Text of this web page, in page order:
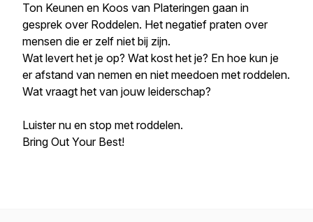
Ton Keunen en Koos van Plateringen gaan in
gesprek over Roddelen. Het negatief praten over
mensen die er zelf niet bij zijn.
Wat levert het je op? Wat kost het je? En hoe kun je
er afstand van nemen en niet meedoen met roddelen.
Wat vraagt het van jouw leiderschap?
Luister nu en stop met roddelen.
Bring Out Your Best!